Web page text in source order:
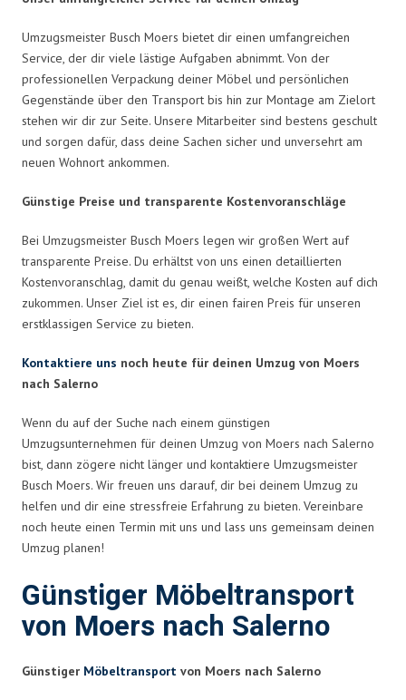
Umzugsmeister Busch Moers bietet dir einen umfangreichen
Service, der dir viele lästige Aufgaben abnimmt. Von der
professionellen Verpackung deiner Möbel und persönlichen
Gegenstände über den Transport bis hin zur Montage am Zielort
stehen wir dir zur Seite. Unsere Mitarbeiter sind bestens geschult
und sorgen dafür, dass deine Sachen sicher und unversehrt am
neuen Wohnort ankommen.
Günstige Preise und transparente Kostenvoranschläge
Bei Umzugsmeister Busch Moers legen wir großen Wert auf
transparente Preise. Du erhältst von uns einen detaillierten
Kostenvoranschlag, damit du genau weißt, welche Kosten auf dich
zukommen. Unser Ziel ist es, dir einen fairen Preis für unseren
erstklassigen Service zu bieten.
Kontaktiere uns noch heute für deinen Umzug von Moers
nach Salerno
Wenn du auf der Suche nach einem günstigen
Umzugsunternehmen für deinen Umzug von Moers nach Salerno
bist, dann zögere nicht länger und kontaktiere Umzugsmeister
Busch Moers. Wir freuen uns darauf, dir bei deinem Umzug zu
helfen und dir eine stressfreie Erfahrung zu bieten. Vereinbare
noch heute einen Termin mit uns und lass uns gemeinsam deinen
Umzug planen!
Günstiger Möbeltransport
von Moers nach Salerno
Günstiger Möbeltransport von Moers nach Salerno